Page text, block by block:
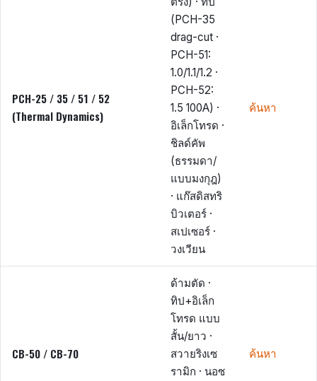
PCH-25 / 35 / 51 / 52
(Thermal Dynamics)
(PCH-35
drag-cut ·
PCH-51:
1.0/1.1/1.2 ·
PCH-52:
1.5 100A) ·
อิเล็กโทรด ·
ชิลด์คัพ
(ธรรมดา/
แบบมงกุฎ)
· แก๊สดิสทริ
บิวเตอร์ ·
สเปเซอร์ ·
วงเวียน
ค้นหา
CB-50 / CB-70
ด้ามตัด ·
ทิป+อิเล็ก
โทรด แบบ
สั้น/ยาว ·
สวายริงเซ
รามิก · นอซ
ค้นหา